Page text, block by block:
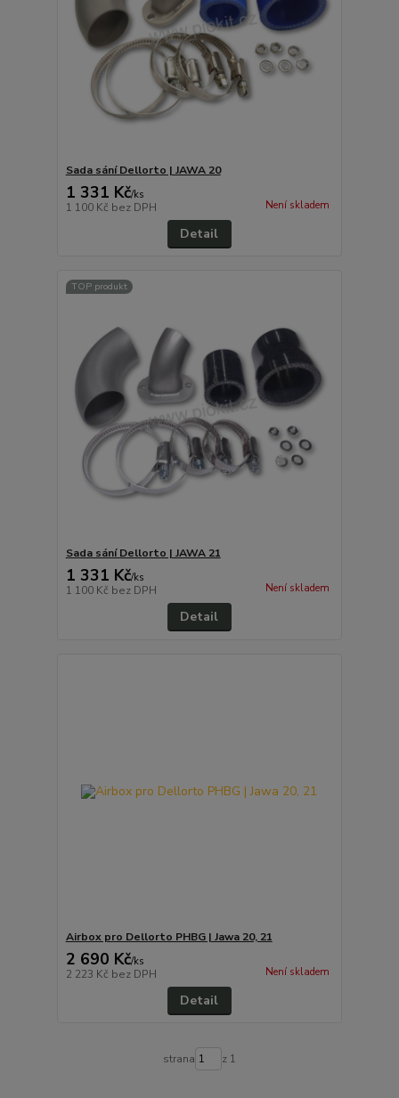
Sada sání Dellorto | JAWA 20
1 331 Kč/ks
1 100 Kč bez DPH Není skladem
Detail
TOP produkt
Sada sání Dellorto | JAWA 21
1 331 Kč/ks
1 100 Kč bez DPH Není skladem
Detail
Airbox pro Dellorto PHBG | Jawa 20, 21
2 690 Kč/ks
2 223 Kč bez DPH Není skladem
Detail
strana z 1